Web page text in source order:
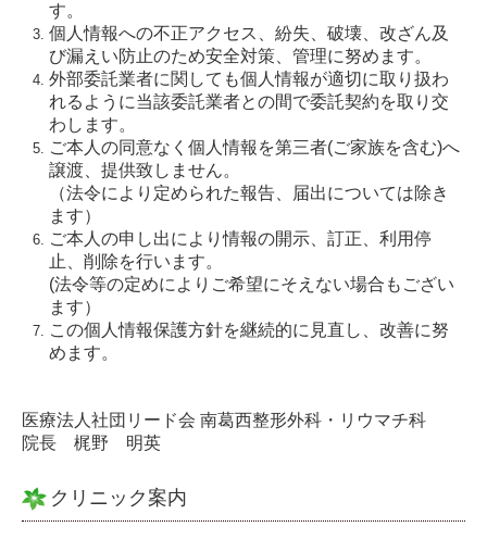
クリニック案内
す。
個人情報への不正アクセス、紛失、破壊、改ざん及
び漏えい防止のため安全対策、管理に努めます。
外部委託業者に関しても個人情報が適切に取り扱わ
れるように当該委託業者との間で委託契約を取り交
わします。
ご本人の同意なく個人情報を第三者(ご家族を含む)へ
譲渡、提供致しません。
（法令により定められた報告、届出については除き
ます）
ご本人の申し出により情報の開示、訂正、利用停
止、削除を行います。
(法令等の定めによりご希望にそえない場合もござい
ます）
この個人情報保護方針を継続的に見直し、改善に努
めます。
医療法人社団リード会 南葛西整形外科・リウマチ科
院長 梶野 明英